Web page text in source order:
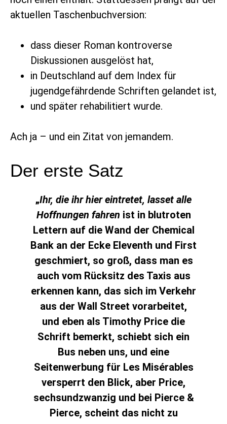
aktuellen Taschenbuchversion:
dass dieser Roman kontroverse
Diskussionen ausgelöst hat,
in Deutschland auf dem Index für
jugendgefährdende Schriften gelandet ist,
und später rehabilitiert wurde.
Ach ja – und ein Zitat von jemandem.
Der erste Satz
„Ihr, die ihr hier eintretet, lasset alle
Hoffnungen fahren ist in blutroten
Lettern auf die Wand der Chemical
Bank an der Ecke Eleventh und First
geschmiert, so groß, dass man es
auch vom Rücksitz des Taxis aus
erkennen kann, das sich im Verkehr
aus der Wall Street vorarbeitet,
und eben als Timothy Price die
Schrift bemerkt, schiebt sich ein
Bus neben uns, und eine
Seitenwerbung für Les Misérables
versperrt den Blick, aber Price,
sechsundzwanzig und bei Pierce &
Pierce, scheint das nicht zu